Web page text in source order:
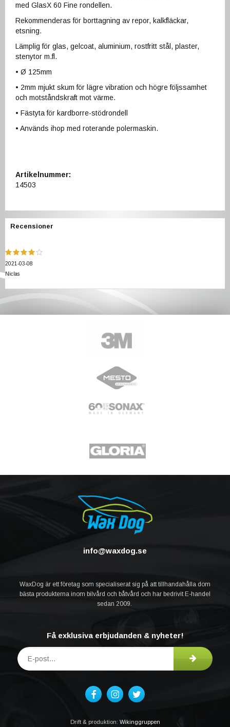
med GlasX 60 Fine rondellen.
Rekommenderas för borttagning av repor, kalkfläckar,
etsning.
Lämplig för glas, gelcoat, aluminium, rostfritt stål, plaster,
stenytor m.fl.
• Ø 125mm
• 2mm mjukt skum för lägre vibration och högre följssamhet
och motståndskraft mot värme.
• Fästyta för kardborre-stödrondell
• Används ihop med roterande polermaskin.
Artikelnummer:
14503
Recensioner
2021-03-08
Niclas
info@waxdog.se
WaxDog är ett företag som specialiserat sig på att tillhandahålla dom
bästa produkterna inom bilvård och båtvård och har bedrivit E-handel
sedan 2009.
Få exklusiva erbjudanden & nyheter!
Drift & produktion: Wikinggruppen